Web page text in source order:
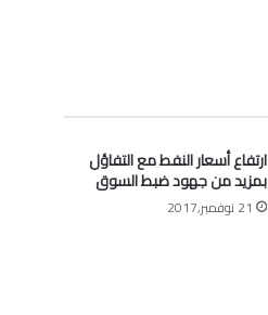
ارتفاع أسعار النفط مع التفاؤل
بمزيد من جهود ضبط السوق
21 نوفمبر,2017